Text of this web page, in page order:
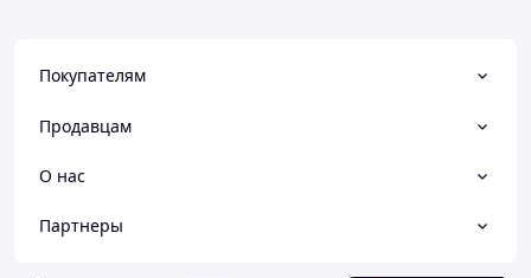
Покупателям
Продавцам
О нас
Партнеры